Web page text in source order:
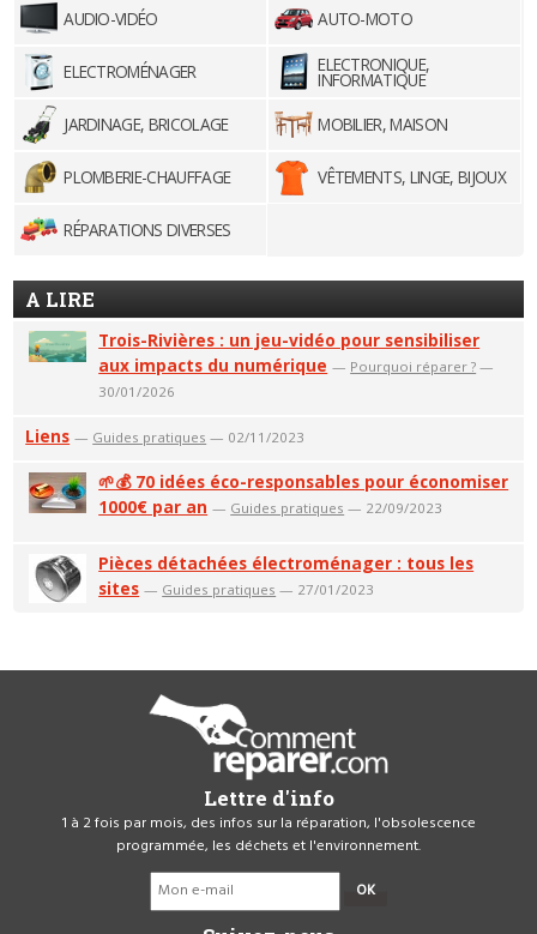
AUDIO-VIDÉO AUTO-MOTO
ELECTROMÉNAGER ELECTRONIQUE,
INFORMATIQUE
JARDINAGE, BRICOLAGE
MOBILIER, MAISON
PLOMBERIE-CHAUFFAGE VÊTEMENTS, LINGE, BIJOUX
RÉPARATIONS DIVERSES
A LIRE
Trois-Rivières : un jeu-vidéo pour sensibiliser
aux impacts du numérique — Pourquoi réparer ? —
30/01/2026
Liens — Guides pratiques — 02/11/2023
🌱💰 70 idées éco-responsables pour économiser
1000€ par an — Guides pratiques — 22/09/2023
Pièces détachées électroménager : tous les
sites — Guides pratiques — 27/01/2023
Lettre d'info
1 à 2 fois par mois, des infos sur la réparation, l'obsolescence
programmée, les déchets et l'environnement.
OK